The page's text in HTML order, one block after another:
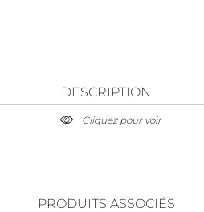
DESCRIPTION
Cliquez pour voir
PRODUITS ASSOCIÉS